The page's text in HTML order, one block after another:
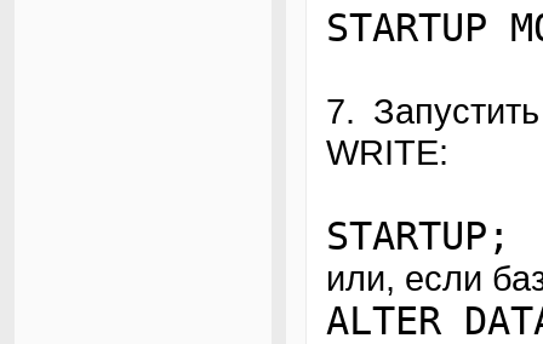
STARTUP
7.
WRITE:
STARTUP;
или, если
ALTER